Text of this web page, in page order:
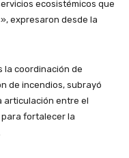
ecosistémicos que
expresaron desde la
la coordinación de
de incendios, subrayó
articulación entre el
fortalecer la